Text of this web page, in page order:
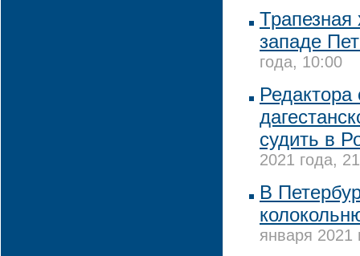
Трапезная
западе
года, 10:00
Редактора
судить в
2021 года,
В
января 2021